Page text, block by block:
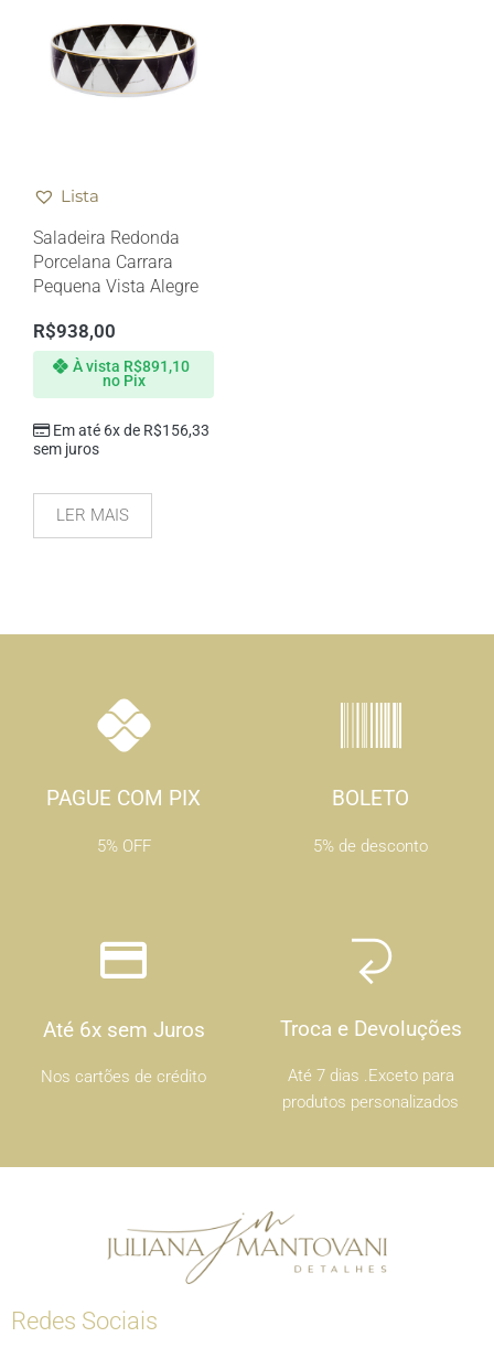
Lista
Saladeira Redonda
Porcelana Carrara
Pequena Vista Alegre
R$938,00
Em até 6x de R$156,33
sem juros
À vista R$891,10
no Pix
LER MAIS
PAGUE COM PIX
5% OFF
BOLETO
5% de desconto
Até 6x sem Juros
Nos cartões de crédito
Troca e Devoluções
Até 7 dias .Exceto para
produtos personalizados
Redes Sociais